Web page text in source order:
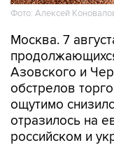
Фото: Алексей
Москва. 7
Азовского и
обстрелов
ощутимо
отразилось на
российском и